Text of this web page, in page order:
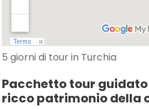
5 giorni di tour in Turchia
Pacchetto tour
ricco patrimonio della